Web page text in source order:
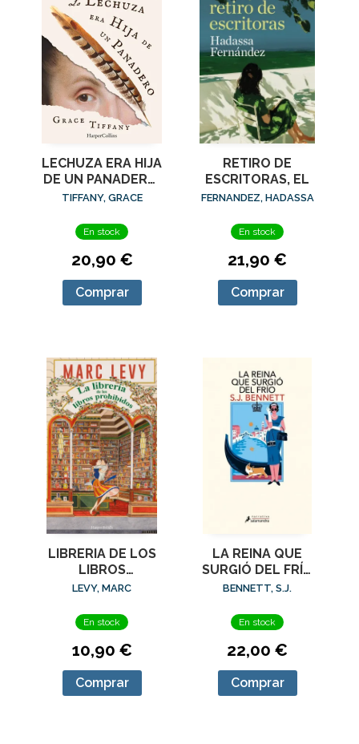
LECHUZA ERA HIJA
DE UN PANADERO,
LA
TIFFANY, GRACE
En stock
20,90 €
Comprar
RETIRO DE
ESCRITORAS, EL
FERNANDEZ, HADASSA
En stock
21,90 €
Comprar
LIBRERIA DE LOS
LIBROS
PROHIBIDOS, LA
LEVY, MARC
En stock
10,90 €
Comprar
LA REINA QUE
SURGIÓ DEL FRÍO
(SU MAJESTAD, LA
INVESTIGADORA 5)
BENNETT, S.J.
En stock
22,00 €
Comprar